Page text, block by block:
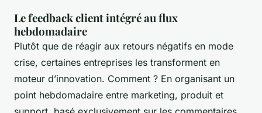
Le feedback client intégré au flux
hebdomadaire
Plutôt que de réagir aux retours négatifs en mode
crise, certaines entreprises les transforment en
moteur d’innovation. Comment ? En organisant un
point hebdomadaire entre marketing, produit et